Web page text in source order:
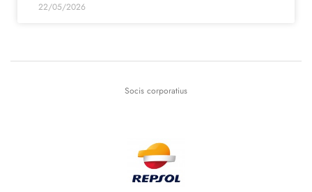
22/05/2026
Socis corporatius